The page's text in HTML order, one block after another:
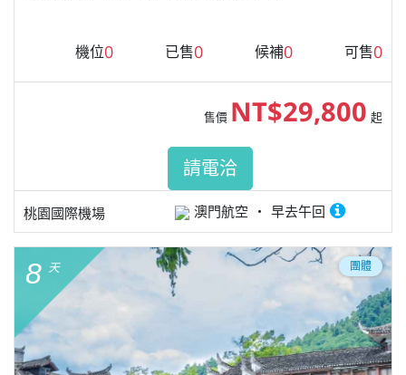
機位0 已售0 候補0 可售0
桃園國際機場 澳門航空 早去午回
售價 NT$29,800 起
請電洽
8 天 團體